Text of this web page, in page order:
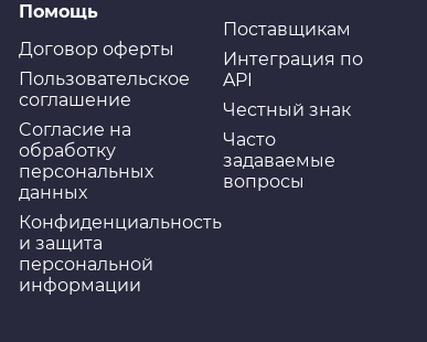
Помощь
Договор оферты
Пользовательское
соглашение
Cогласие на
обработку
персональных
данных
Конфиденциальность
и защита
персональной
информации
Поставщикам
Интеграция по
API
Честный знак
Часто
задаваемые
вопросы